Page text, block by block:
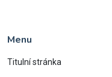
Menu
Titulní stránka